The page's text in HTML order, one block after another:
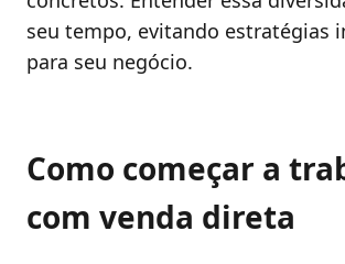
seu tempo, evitando estratégias
para seu negócio.
Como começar a
com venda direta